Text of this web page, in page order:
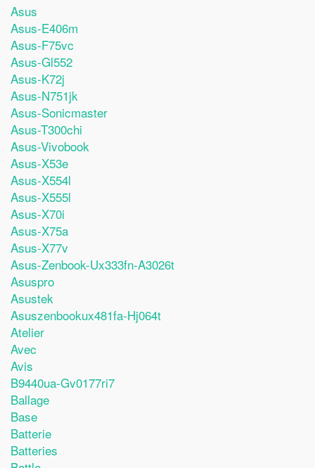
Asus
Asus-E406m
Asus-F75vc
Asus-Gl552
Asus-K72j
Asus-N751jk
Asus-Sonicmaster
Asus-T300chi
Asus-Vivobook
Asus-X53e
Asus-X554l
Asus-X555l
Asus-X70i
Asus-X75a
Asus-X77v
Asus-Zenbook-Ux333fn-A3026t
Asuspro
Asustek
Asuszenbookux481fa-Hj064t
Atelier
Avec
Avis
B9440ua-Gv0177ri7
Ballage
Base
Batterie
Batteries